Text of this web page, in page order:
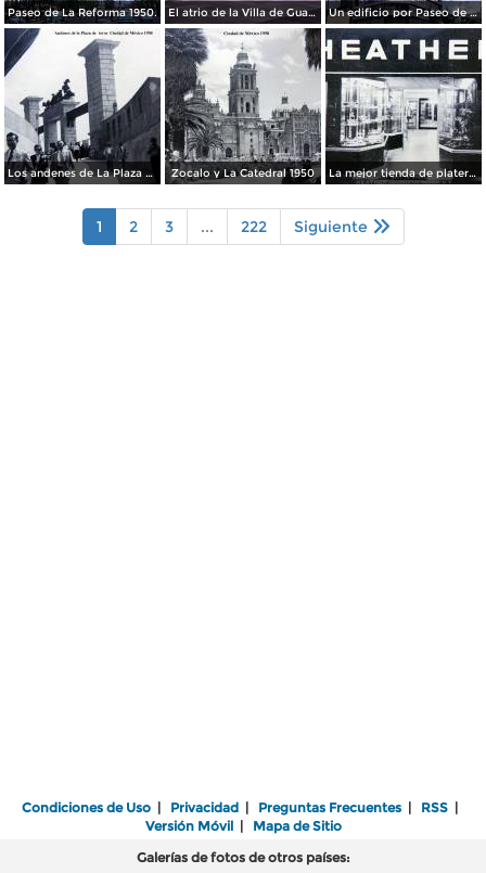
Paseo de La Reforma 1950. El atrio de la Villa de Guadalupe 1950. Un edificio por Paseo de La Reforma 1950
Los andenes de La Plaza de toros Ciudad de México 1950 Zocalo y La Catedral 1950 La mejor tienda de plateria.
1 2 3 ... 222 Siguiente
Condiciones de Uso | Privacidad | Preguntas Frecuentes | RSS |
Versión Móvil| Mapa de Sitio
Galerías de fotos de otros países: